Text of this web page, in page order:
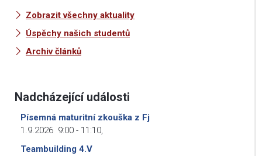
Zobrazit všechny aktuality
Úspěchy našich studentů
Archiv článků
Nadcházející události
Písemná maturitní zkouška z Fj
1.9.2026 9:00 - 11:10,
Teambuilding 4.V